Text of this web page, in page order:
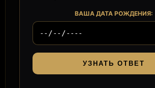
ВАША ДАТА РОЖДЕНИЯ:
УЗНАТЬ ОТВЕТ